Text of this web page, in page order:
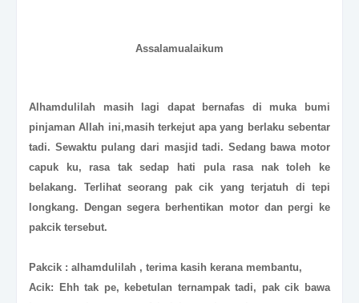
Assalamualaikum
Alhamdulilah masih lagi dapat bernafas di muka bumi
pinjaman Allah ini,masih terkejut apa yang berlaku sebentar
tadi. Sewaktu pulang dari masjid tadi. Sedang bawa motor
capuk ku, rasa tak sedap hati pula rasa nak toleh ke
belakang. Terlihat seorang pak cik yang terjatuh di tepi
longkang. Dengan segera berhentikan motor dan pergi ke
pakcik tersebut.
Pakcik : alhamdulilah , terima kasih kerana membantu,
Acik: Ehh tak pe, kebetulan ternampak tadi, pak cik bawa